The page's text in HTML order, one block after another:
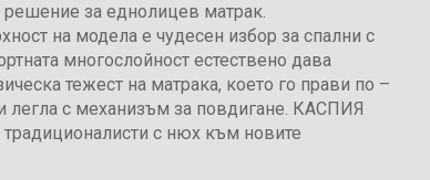
решение за еднолицев матрак.
на модела е чудесен избор за спални с
многослойност естествено дава
тежест на матрака, което го прави по –
легла с механизъм за повдигане. КАСПИЯ
с нюх към новите